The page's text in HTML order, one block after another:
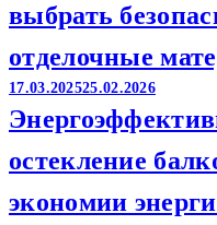
выбрать
отделочные
17.03.202525.02.2026
остекление
экономии